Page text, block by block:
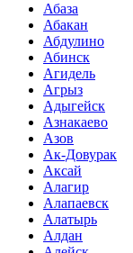
Абаза
Абакан
Абдулино
Абинск
Агидель
Агрыз
Адыгейск
Азнакаево
Азов
Ак-Довурак
Аксай
Алагир
Алапаевск
Алатырь
Алдан